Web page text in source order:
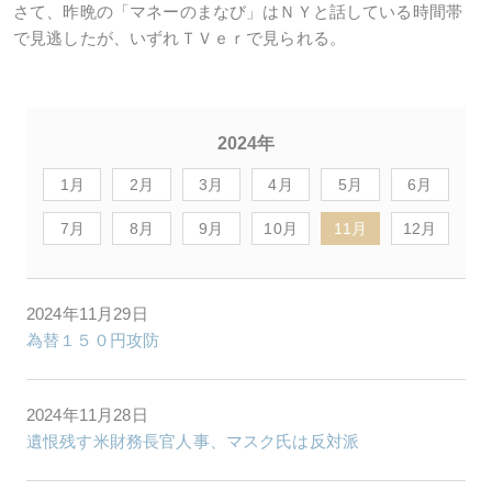
さて、昨晩の「マネーのまなび」はＮＹと話している時間帯
で見逃したが、いずれＴＶｅｒで見られる。
2024年
1月 2月 3月 4月 5月 6月
7月 8月 9月 10月 11月 12月
2024年11月29日
為替１５０円攻防
2024年11月28日
遺恨残す米財務長官人事、マスク氏は反対派